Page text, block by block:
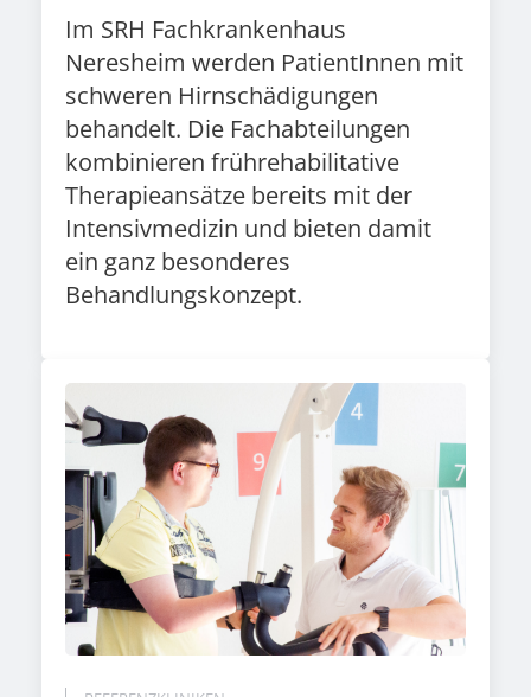
Im SRH Fachkrankenhaus
Neresheim werden PatientInnen mit
schweren Hirnschädigungen
behandelt. Die Fachabteilungen
kombinieren frührehabilitative
Therapieansätze bereits mit der
Intensivmedizin und bieten damit
ein ganz besonderes
Behandlungskonzept.